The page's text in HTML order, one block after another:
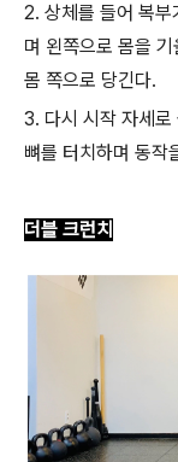
2. 상체를 들어 복부
며 왼쪽으로 몸을
몸 쪽으로 당긴다.
3. 다시 시작 자세로
뼈를 터치하며 동작
더블 크런치